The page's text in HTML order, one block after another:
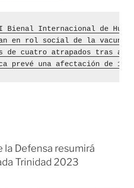
Bienal Internacional de
en rol social de la
de cuatro atrapados tras
prevé una afectación de
la Defensa resumirá
Trinidad 2023